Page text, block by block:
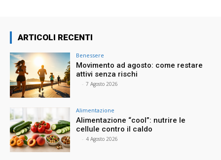
ARTICOLI RECENTI
Benessere
Movimento ad agosto: come restare
attivi senza rischi
- 7 Agosto 2026
Alimentazione
Alimentazione “cool”: nutrire le
cellule contro il caldo
- 4 Agosto 2026